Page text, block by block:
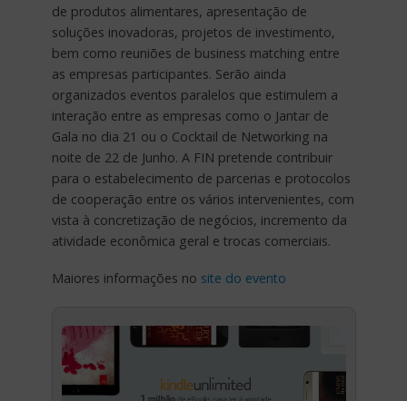
de produtos alimentares, apresentação de
soluções inovadoras, projetos de investimento,
bem como reuniões de business matching entre
as empresas participantes. Serão ainda
organizados eventos paralelos que estimulem a
interação entre as empresas como o Jantar de
Gala no dia 21 ou o Cocktail de Networking na
noite de 22 de Junho. A FIN pretende contribuir
para o estabelecimento de parcerias e protocolos
de cooperação entre os vários intervenientes, com
vista à concretização de negócios, incremento da
atividade econômica geral e trocas comerciais.
Maiores informações no site do evento